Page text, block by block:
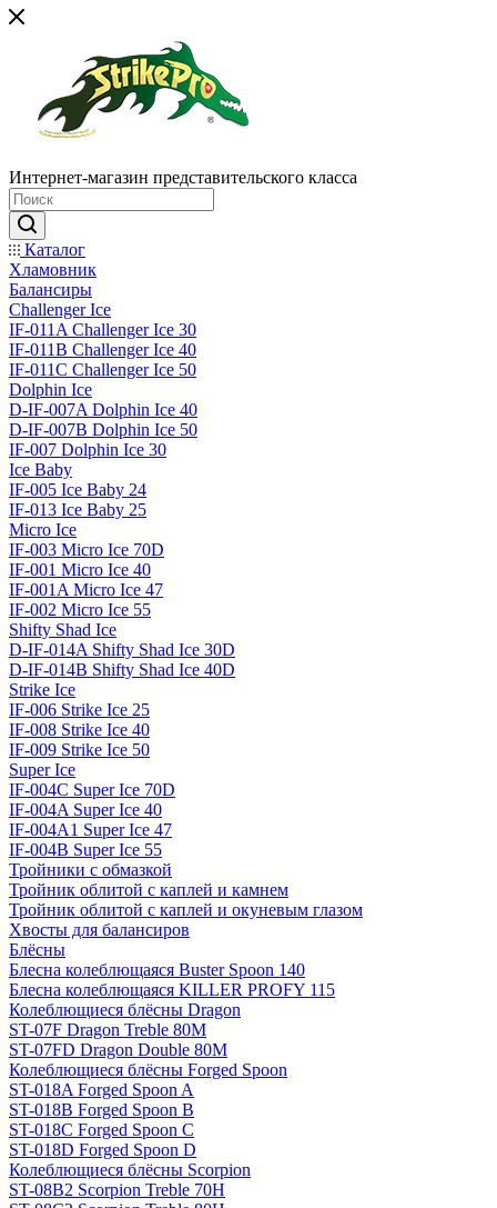
Интернет-магазин представительского класса
Каталог
Хламовник
Балансиры
Challenger Ice
IF-011A Challenger Ice 30
IF-011B Challenger Ice 40
IF-011C Challenger Ice 50
Dolphin Ice
D-IF-007A Dolphin Ice 40
D-IF-007B Dolphin Ice 50
IF-007 Dolphin Ice 30
Ice Baby
IF-005 Ice Baby 24
IF-013 Ice Baby 25
Micro Ice
IF-003 Micro Ice 70D
IF-001 Micro Ice 40
IF-001A Micro Ice 47
IF-002 Micro Ice 55
Shifty Shad Ice
D-IF-014A Shifty Shad Ice 30D
D-IF-014B Shifty Shad Ice 40D
Strike Ice
IF-006 Strike Ice 25
IF-008 Strike Ice 40
IF-009 Strike Ice 50
Super Ice
IF-004C Super Ice 70D
IF-004A Super Ice 40
IF-004A1 Super Ice 47
IF-004B Super Ice 55
Тройники с обмазкой
Тройник облитой с каплей и камнем
Тройник облитой с каплей и окуневым глазом
Хвосты для балансиров
Блёсны
Блесна колеблющаяся Buster Spoon 140
Блесна колеблющаяся KILLER PROFY 115
Колеблющиеся блёсны Dragon
ST-07F Dragon Treble 80M
ST-07FD Dragon Double 80M
Колеблющиеся блёсны Forged Spoon
ST-018A Forged Spoon A
ST-018B Forged Spoon B
ST-018C Forged Spoon C
ST-018D Forged Spoon D
Колеблющиеся блёсны Scorpion
ST-08B2 Scorpion Treble 70H